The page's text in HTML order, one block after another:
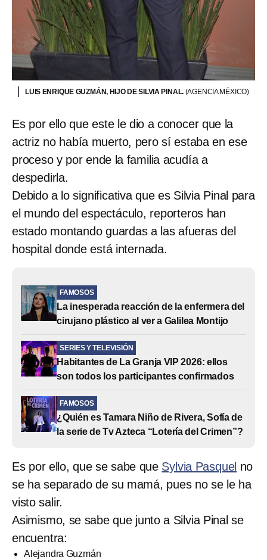
LUIS ENRIQUE GUZMÁN, HIJO DE SILVIA PINAL. (AGENCIA MÉXICO)
Es por ello que este le dio a conocer que la
actriz no había muerto, pero sí estaba en ese
proceso y por ende la familia acudía a
despedirla.
Debido a lo significativa que es Silvia Pinal para
el mundo del espectáculo, reporteros han
estado montando guardas a las afueras del
hospital donde está internada.
FAMOSOS
La inesperada reacción de la enfermera del
cirujano plástico al ver a Galilea Montijo
SERIES Y TELEVISIÓN
Habitantes de La Granja VIP 2026: ellos
son todos los participantes confirmados
FAMOSOS
¿Quién es Tamara Niño de Rivera, Sofía de
la serie de Tv Azteca “Lotería del Crimen”?
Es por ello, que se sabe que Sylvia Pasquel no
se ha separado de su mamá, pues no se le ha
visto salir.
Asimismo, se sabe que junto a Silvia Pinal se
encuentra:
Alejandra Guzmán